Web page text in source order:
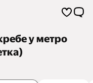
у метро